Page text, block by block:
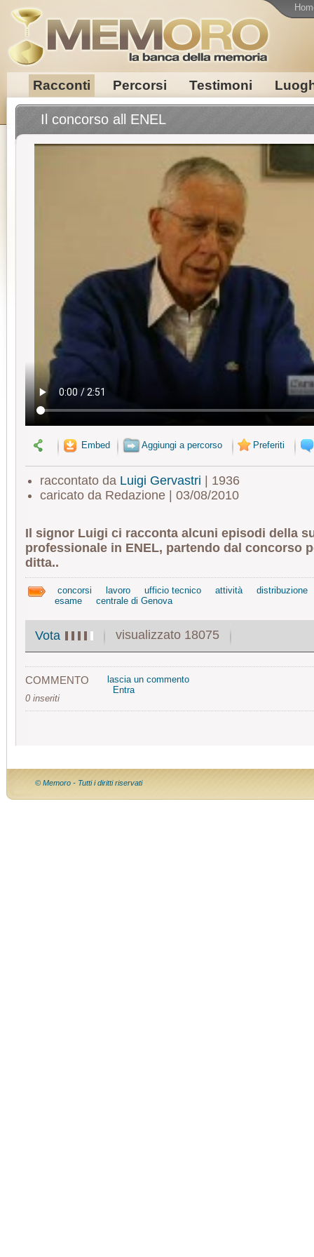
Racconti Percorsi Testimoni
Il concorso all ENEL
Embed Aggiungi a percorso Preferiti
raccontato da Luigi Gervastri | 1936
caricato da Redazione | 03/08/2010
Il signor Luigi ci racconta alcuni episodi della
professionale in ENEL, partendo dal concorso
ditta..
concorsi lavoro ufficio tecnico attività
distribuzione
esame
centrale di Genova
Vota visualizzato 18075
COMMENTO
0 inseriti
lascia un commento
Entra
© Memoro - Tutti i diritti riservati